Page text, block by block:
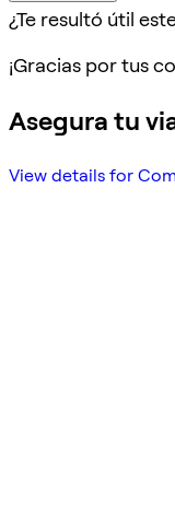
¿Te resultó útil
¡Gracias por tus
Asegura tu
View details for